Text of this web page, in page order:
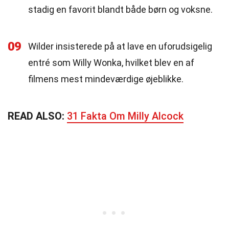
stadig en favorit blandt både børn og voksne.
09
Wilder insisterede på at lave en uforudsigelig
entré som Willy Wonka, hvilket blev en af
filmens mest mindeværdige øjeblikke.
READ ALSO: 31 Fakta Om Milly Alcock